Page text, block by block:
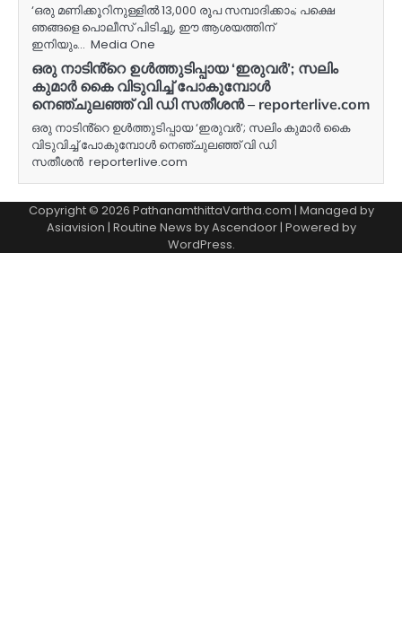
‘ഒരു മണിക്കൂറിനുള്ളിൽ 13,000 രൂപ സമ്പാദിക്കാം; പക്ഷെ
ഞങ്ങളെ പൊലീസ് പിടിച്ചു, ഈ ആശയത്തിന്
ഇനിയും… Media One
ഒരു നാടിൻ്റെ ഉൾത്തുടിപ്പായ ‘ഇരുവർ’; സലിം
കുമാർ കൈ വിടുവിച്ച് പോകുമ്പോൾ
നെഞ്ചുലഞ്ഞ് വി ഡി സതീശൻ – reporterlive.com
ഒരു നാടിൻ്റെ ഉൾത്തുടിപ്പായ ‘ഇരുവർ’; സലിം കുമാർ കൈ
വിടുവിച്ച് പോകുമ്പോൾ നെഞ്ചുലഞ്ഞ് വി ഡി
സതീശൻ reporterlive.com
Copyright © 2026 PathanamthittaVartha.com | Managed by
Asiavision | Routine News byAscendoor| Powered by
WordPress.